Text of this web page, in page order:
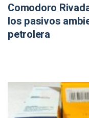
Comodoro
los pasivos
petrolera